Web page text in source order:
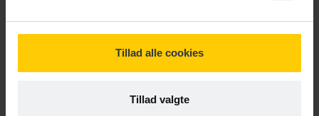
Tillad alle cookies
Tillad valgte